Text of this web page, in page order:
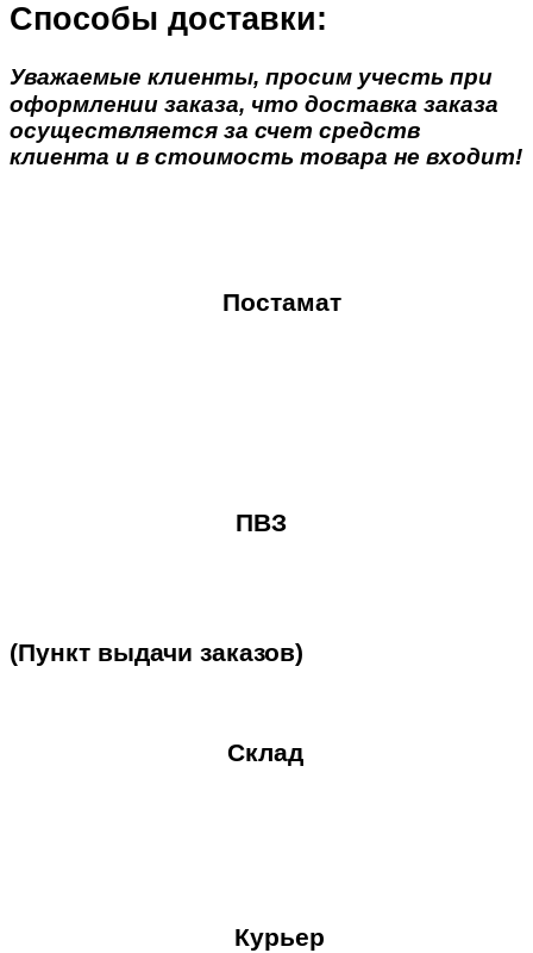
Способы доставки:
Уважаемые клиенты, просим учесть при
оформлении заказа, что доставка заказа
осуществляется за счет средств
клиента и в стоимость товара не входит!
Постамат
ПВЗ
(Пункт выдачи заказов)
Склад
Курьер